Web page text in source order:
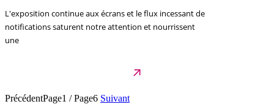
L'exposition continue aux écrans et le flux incessant de
notifications saturent notre attention et nourrissent
une
PrécédentPage1 / Page6 Suivant